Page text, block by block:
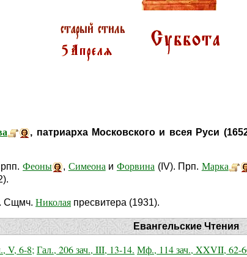
, патриарха Московского и всея Руси
Феоны , Симеона и Форвина (IV). Прп. Марка
Сщмч. Николая пресвитера (1931).
Евангельские Чтения
V, 6-8; Гал., 206 зач., III, 13-14. Мф., 114 зач., XXVII, 62-